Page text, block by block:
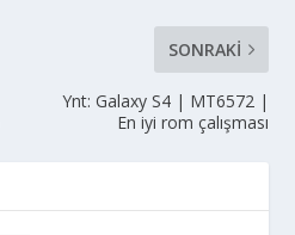
SONRAKI
Ynt: Galaxy S4 | MT6572 |
En iyi rom çalışması